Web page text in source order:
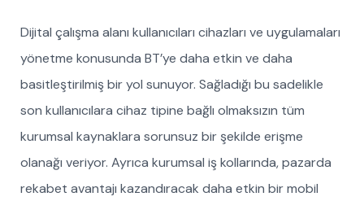
Dijital çalışma alanı kullanıcıları cihazları ve uygulamaları
yönetme konusunda BT’ye daha etkin ve daha
basitleştirilmiş bir yol sunuyor. Sağladığı bu sadelikle
son kullanıcılara cihaz tipine bağlı olmaksızın tüm
kurumsal kaynaklara sorunsuz bir şekilde erişme
olanağı veriyor. Ayrıca kurumsal iş kollarında, pazarda
rekabet avantajı kazandıracak daha etkin bir mobil